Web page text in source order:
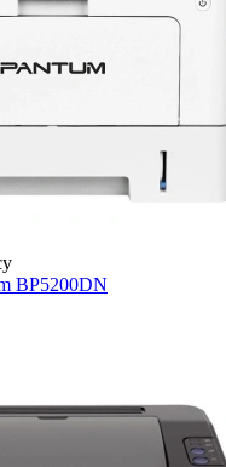
BP5200DN